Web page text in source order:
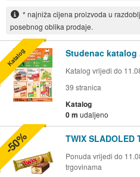
* najniža cijena proizvoda u
posebnog oblika prodaje.
Studenac katalog
Katalog vrijedi do
39 stranica
Katalog
0 m udaljeno
Katalog
TWIX SLADOLED
Ponuda vrijedi do
trgovinama
-50%